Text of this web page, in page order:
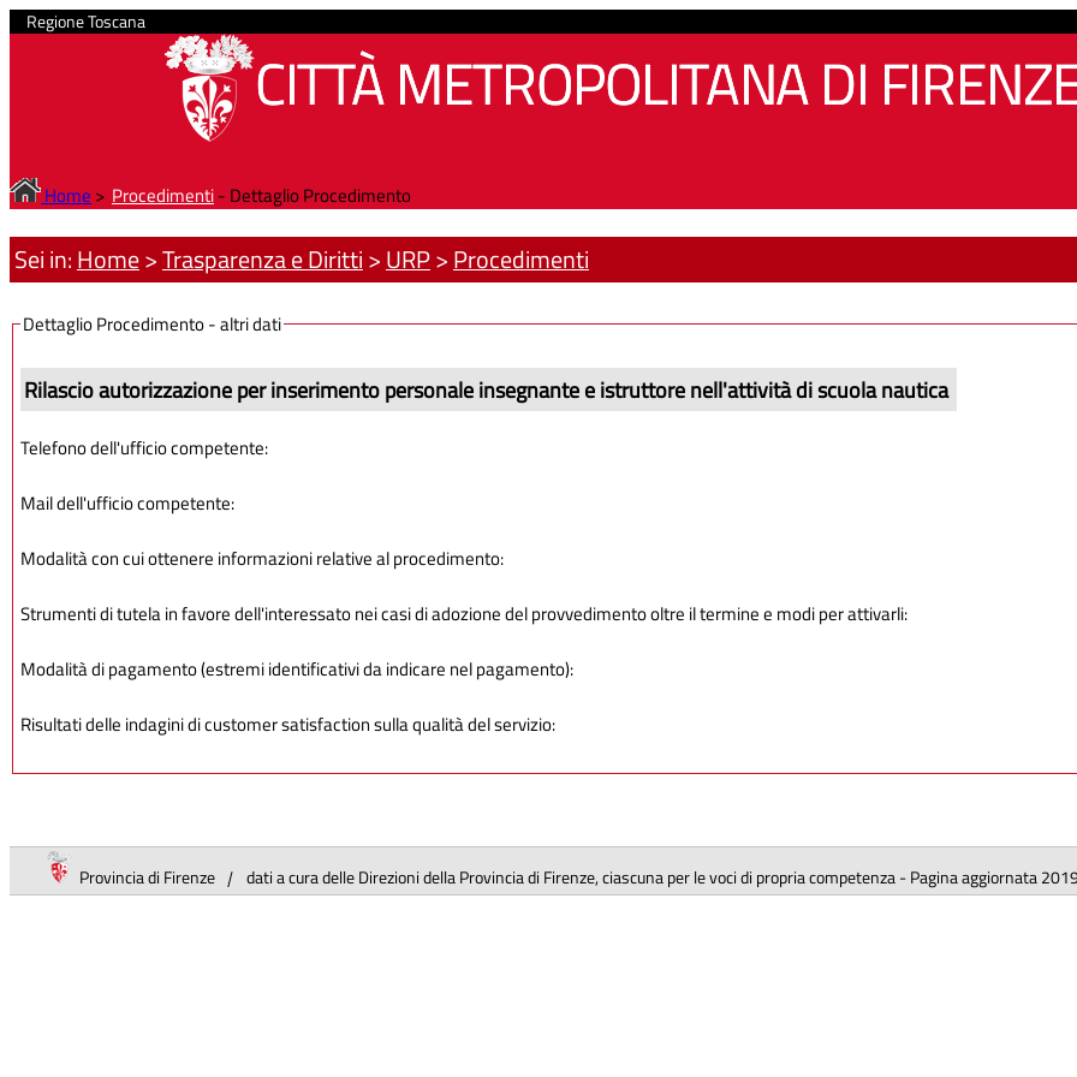
Regione Toscana
CITTÀ METROPOLITANA DI
Home > Procedimenti- Dettaglio Procedimento
Sei in: Home>Trasparenza e Diritti > URP> Procedimenti
Dettaglio Procedimento - altri dati
Rilascio autorizzazione per inserimento personale insegnante e istruttore nell'attività di scuola nautica
Telefono dell'ufficio competente:
Mail dell'ufficio competente:
Modalità con cui ottenere informazioni relative al procedimento:
Strumenti di tutela in favore dell'interessato nei casi di adozione del provvedimento oltre il termine e modi per attivarli:
Modalità di pagamento (estremi identificativi da indicare nel pagamento):
Risultati delle indagini di customer satisfaction sulla qualità del servizio:
Provincia di Firenze | dati a cura delle Direzioni della Provincia di Firenze, ciascuna per le voci di propria competenza - Pagina aggiornata